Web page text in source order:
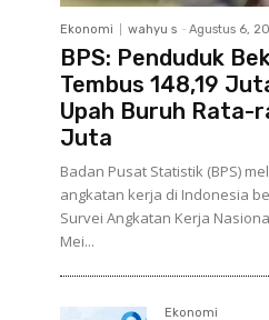
Ekonomi wahyu s - Agustus 6,
BPS: Penduduk
Tembus 148,19
Upah Buruh Rata-
Juta
Badan Pusat Statistik (BPS)
angkatan kerja di Indonesia
Survei Angkatan Kerja
Mei...
Ekonomi